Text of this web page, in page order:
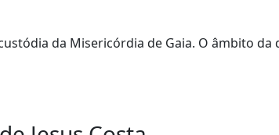
da Misericórdia de Gaia. O âmbito da